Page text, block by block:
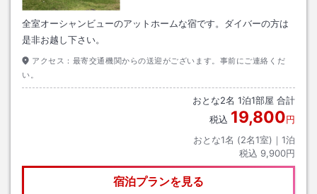
全室オーシャンビューのアットホームな宿です。ダイバーの方は
是非お越し下さい。
アクセス： 最寄交通機関からの送迎がございます。事前にご連絡くだ
い。
おとな2名 1泊1部屋 合計
税込 19,800円
おとな1名 (2名1室)｜ 1泊
税込 9,900円
宿泊プランを見る